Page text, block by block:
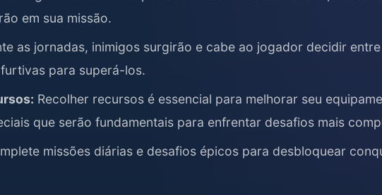
em sua missão.
as jornadas, inimigos surgirão e cabe ao jogador decidir
para superá-los.
Recolher recursos é essencial para melhorar seu
que serão fundamentais para enfrentar desafios mais
missões diárias e desafios épicos para desbloquear